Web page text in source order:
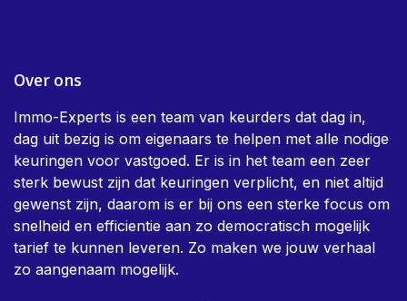
Over ons
Immo-Experts is een team van keurders dat dag in,
dag uit bezig is om eigenaars te helpen met alle nodige
keuringen voor vastgoed. Er is in het team een zeer
sterk bewust zijn dat keuringen verplicht, en niet altijd
gewenst zijn, daarom is er bij ons een sterke focus om
snelheid en efficientie aan zo democratisch mogelijk
tarief te kunnen leveren. Zo maken we jouw verhaal
zo aangenaam mogelijk.